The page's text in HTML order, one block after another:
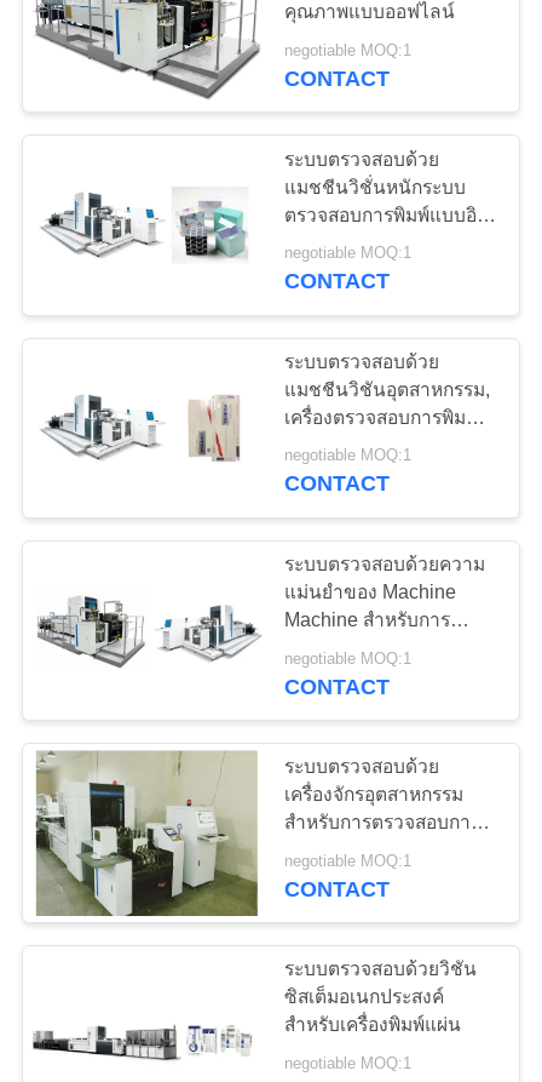
ใบ
ราคา
แผนผัง
POLICY
คุณภาพแบบออฟไลน์
negotiable MOQ:1
CONTACT
ระบบตรวจสอบด้วย
แมชชีนวิชั่นหนักระบบ
ตรวจสอบการพิมพ์แบบอิน
ไลน์
negotiable MOQ:1
CONTACT
ระบบตรวจสอบด้วย
แมชชีนวิชันอุตสาหกรรม,
เครื่องตรวจสอบการพิมพ์
เฟล็กโซ
negotiable MOQ:1
CONTACT
ระบบตรวจสอบด้วยความ
แม่นยำของ Machine
Machine สำหรับการ
ควบคุมคุณภาพการพิมพ์
ออนไลน์
negotiable MOQ:1
CONTACT
ระบบตรวจสอบด้วย
เครื่องจักรอุตสาหกรรม
สำหรับการตรวจสอบการ
พิมพ์อัจฉริยะ
negotiable MOQ:1
CONTACT
ระบบตรวจสอบด้วยวิชัน
ซิสเต็มอเนกประสงค์
สำหรับเครื่องพิมพ์แผ่น
negotiable MOQ:1